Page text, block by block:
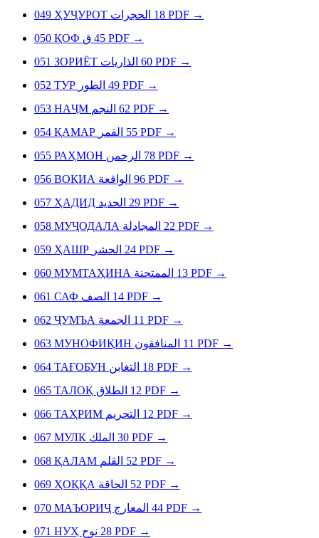
049 ҲУҶУРОТ الحجرات 18 PDF →
050 ҚОФ ق 45 PDF →
051 ЗОРИЁТ الذاريات 60 PDF →
052 ТУР الطور 49 PDF →
053 НАҶМ النجم 62 PDF →
054 ҚАМАР القمر 55 PDF →
055 РАҲМОН الرحمن 78 PDF →
056 ВОҚИА الواقعة 96 PDF →
057 ҲАДИД الحديد 29 PDF →
058 МУҶОДАЛА المجادلة 22 PDF →
059 ҲАШР الحشر 24 PDF →
060 МУМТАҲИНА الممتحنة 13 PDF →
061 САФ الصف 14 PDF →
062 ҶУМЪА الجمعة 11 PDF →
063 МУНОФИҚИН المنافقون 11 PDF →
064 ТАҒОБУН التغابن 18 PDF →
065 ТАЛОҚ الطلاق 12 PDF →
066 ТАҲРИМ التحريم 12 PDF →
067 МУЛК الملك 30 PDF →
068 ҚАЛАМ القلم 52 PDF →
069 ҲОҚҚА الحاقة 52 PDF →
070 МАЪОРИҶ المعارج 44 PDF →
071 НУҲ نوح 28 PDF →